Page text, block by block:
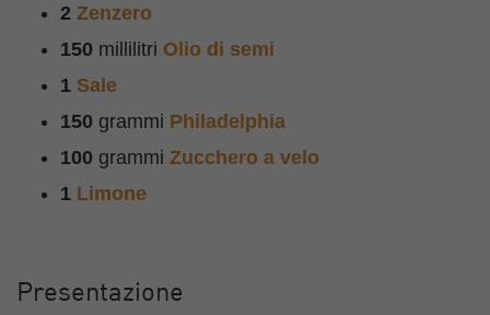
2 Zenzero
150 millilitri Olio di semi
1 Sale
150 grammi Philadelphia
100 grammi Zucchero a velo
1 Limone
Presentazione